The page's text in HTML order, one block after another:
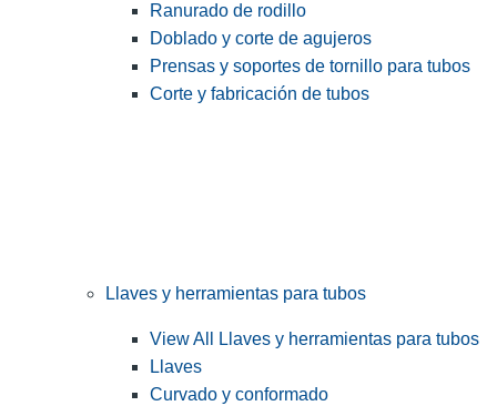
Ranurado de rodillo
Doblado y corte de agujeros
Prensas y soportes de tornillo para tubos
Corte y fabricación de tubos
Llaves y herramientas para tubos
View All Llaves y herramientas para tubos
Llaves
Curvado y conformado